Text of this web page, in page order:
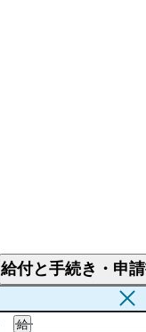
給付と手続き・申
給付と手続き
給